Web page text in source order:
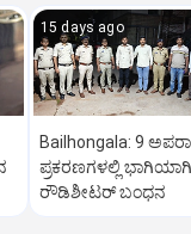
15 days ago
Bailhongala: 9
ಪ್ರಕರಣಗಳಲ್ಲಿ
ರೌಡಿಶೀಟರ್ ಬಂಧನ